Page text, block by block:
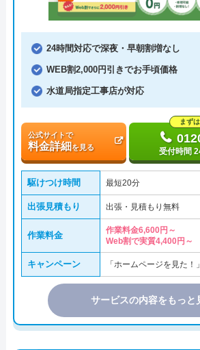
24時間対応で深夜・早朝割増なし
WEB割2,000円引きでお手頃価格
水道局指定工事店が対応
公式サイトで
料金詳細を見る
まず
受付時間
駆けつけ時間 最短20分
出張見積もり 出張・見積もり無料
作業料金
作業料金6,600円～
Web割で実質4,400円～
キャンペーン 「ホームページを見た
サービスの内容をもっと